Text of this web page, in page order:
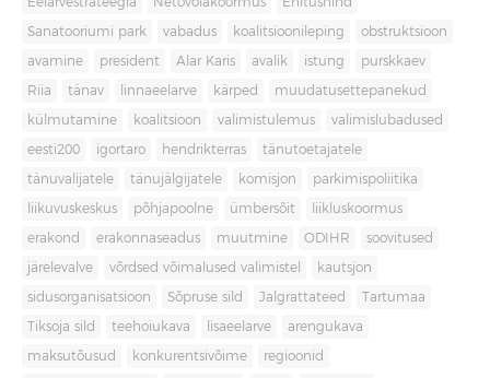
Sanatooriumi park vabadus koalitsioonileping obstruktsioon
avamine president Alar Karis avalik istung purskkaev
Riia tänav linnaeelarve kärped muudatusettepanekud
külmutamine koalitsioon valimistulemus valimislubadused
eesti200 igortaro hendrikterras tänutoetajatele
tänuvalijatele tänujälgijatele komisjon parkimispoliitika
liikuvuskeskus põhjapoolne ümbersõit liikluskoormus
erakond erakonnaseadus muutmine ODIHR soovitused
järelevalve võrdsed võimalused valimistel kautsjon
sidusorganisatsioon Sõpruse sild Jalgrattateed Tartumaa
Tiksoja sild teehoiukava lisaeelarve arengukava
maksutõusud konkurentsivõime regioonid